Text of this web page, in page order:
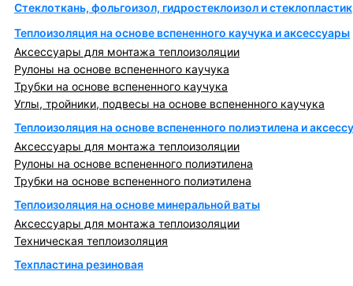
Стеклоткань, фольгоизол, гидростеклоизол и стеклопластик
Теплоизоляция на основе вспененного каучука и аксессуары
Аксессуары для монтажа теплоизоляции
Рулоны на основе вспененного каучука
Трубки на основе вспененного каучука
Углы, тройники, подвесы на основе вспененного каучука
Теплоизоляция на основе вспененного полиэтилена и
Аксессуары для монтажа теплоизоляции
Рулоны на основе вспененного полиэтилена
Трубки на основе вспененного полиэтилена
Теплоизоляция на основе минеральной ваты
Аксессуары для монтажа теплоизоляции
Техническая теплоизоляция
Техпластина резиновая